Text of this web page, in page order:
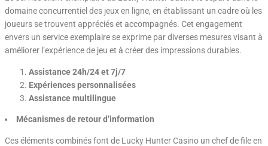
domaine concurrentiel des jeux en ligne, en établissant un cadre où les
joueurs se trouvent appréciés et accompagnés. Cet engagement
envers un service exemplaire se exprime par diverses mesures visant à
améliorer l’expérience de jeu et à créer des impressions durables.
Assistance 24h/24 et 7j/7
Expériences personnalisées
Assistance multilingue
Mécanismes de retour d’information
Ces éléments combinés font de Lucky Hunter Casino un chef de file en